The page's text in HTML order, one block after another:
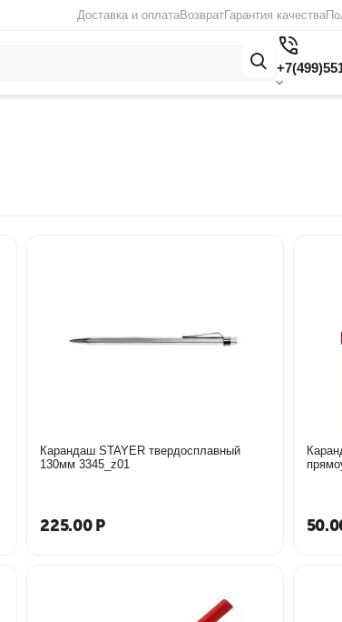
Доставка и оплатаВозвратГарантия качества
Карандаш STAYER твердосплавный
130мм 3345_z01
225.00 Р